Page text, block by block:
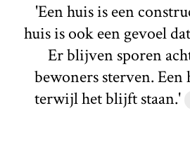
'Een huis is een
huis is ook een gevoel
Er blijven sporen
bewoners sterven.
terwijl het blijft staan.'